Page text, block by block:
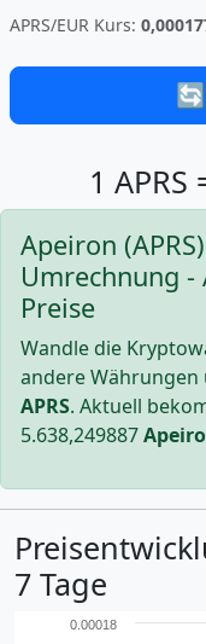
APRS/EUR Kurs:
1 APRS
Apeiron
Umrechnung -
Preise
Wandle die
andere Währungen
APRS. Aktuell
5.638,249887
7 Tage
0.00018